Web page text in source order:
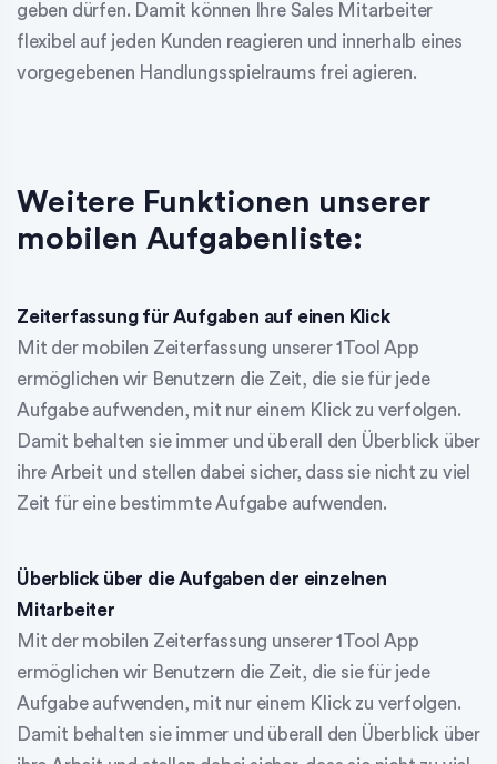
geben dürfen. Damit können Ihre Sales Mitarbeiter
flexibel auf jeden Kunden reagieren und innerhalb eines
vorgegebenen Handlungsspielraums frei agieren.
Weitere Funktionen unserer
mobilen Aufgabenliste:
Zeiterfassung für Aufgaben auf einen Klick
Mit der mobilen Zeiterfassung unserer 1Tool App
ermöglichen wir Benutzern die Zeit, die sie für jede
Aufgabe aufwenden, mit nur einem Klick zu verfolgen.
Damit behalten sie immer und überall den Überblick über
ihre Arbeit und stellen dabei sicher, dass sie nicht zu viel
Zeit für eine bestimmte Aufgabe aufwenden.
Überblick über die Aufgaben der einzelnen
Mitarbeiter
Mit der mobilen Zeiterfassung unserer 1Tool App
ermöglichen wir Benutzern die Zeit, die sie für jede
Aufgabe aufwenden, mit nur einem Klick zu verfolgen.
Damit behalten sie immer und überall den Überblick über